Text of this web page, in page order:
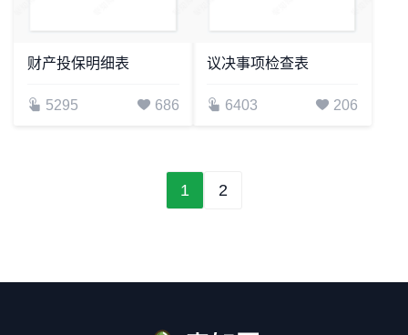
财产投保明细表
5295 686
议决事项检查表
6403 206
1 2